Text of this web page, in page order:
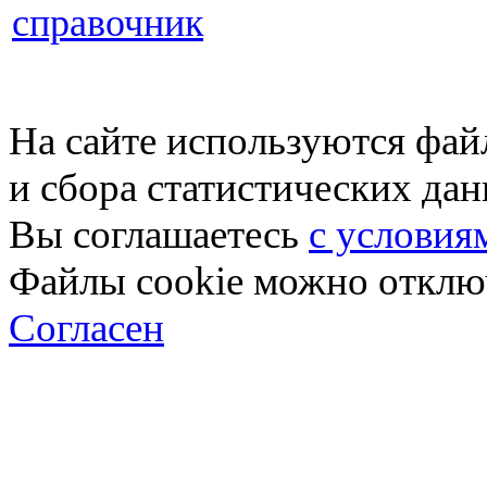
справочник
На сайте используются
и сбора статистических
Вы соглашаетесь с
Файлы cookie можно
Согласен